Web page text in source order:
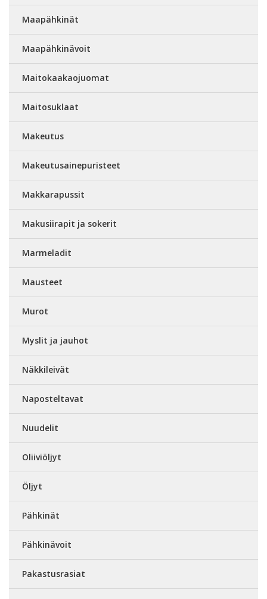
Maapähkinät
Maapähkinävoit
Maitokaakaojuomat
Maitosuklaat
Makeutus
Makeutusainepuristeet
Makkarapussit
Makusiirapit ja sokerit
Marmeladit
Mausteet
Murot
Myslit ja jauhot
Näkkileivät
Naposteltavat
Nuudelit
Oliiviöljyt
Öljyt
Pähkinät
Pähkinävoit
Pakastusrasiat